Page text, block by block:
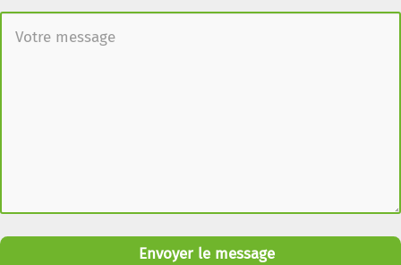
Envoyer le message